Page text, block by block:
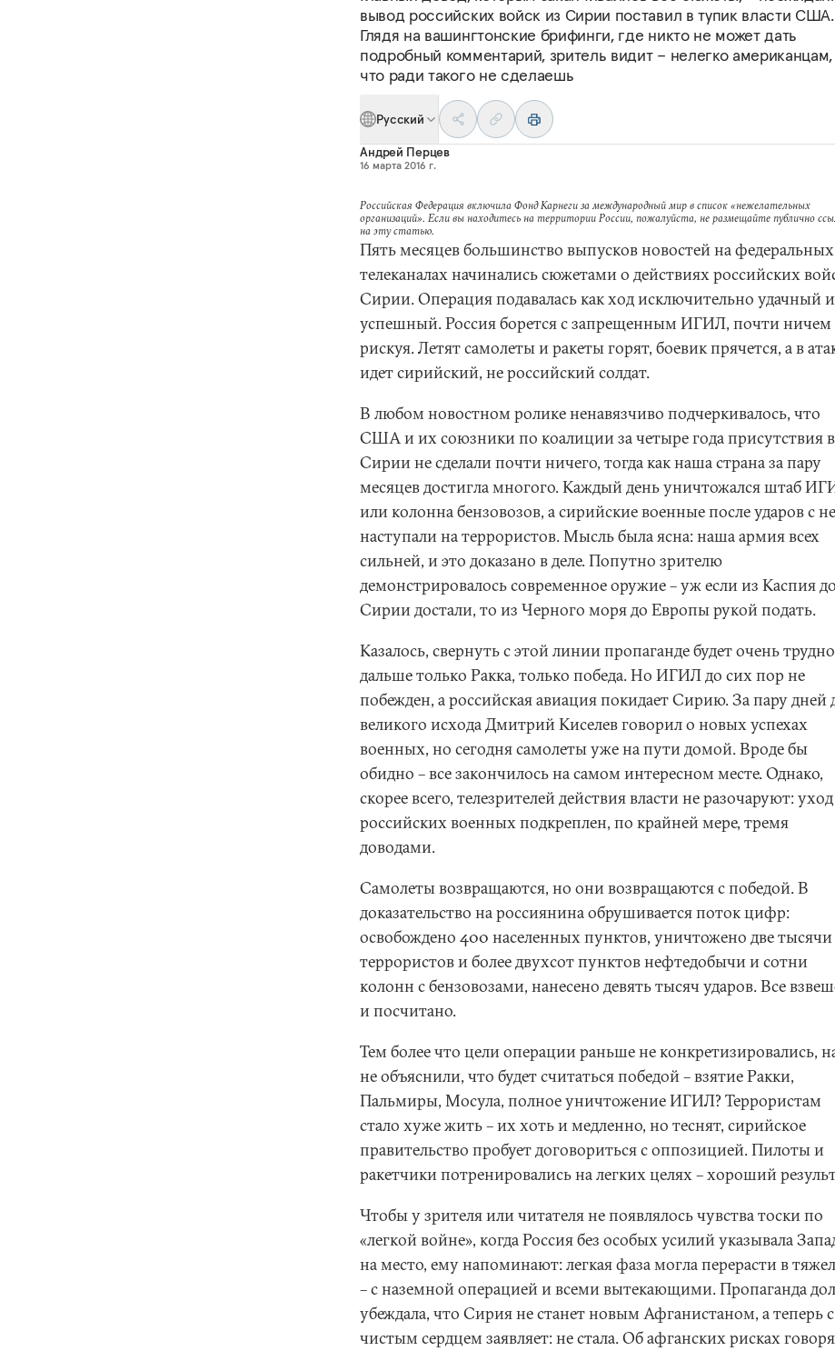
вывод российских войск из Сирии поставил в тупик власти США.
Глядя на вашингтонские брифинги, где никто не может дать
подробный комментарий, зритель видит – нелегко американцам,
что ради такого не сделаешь
Русский
Андрей Перцев
16 марта 2016 г.
Российская Федерация включила Фонд Карнеги за международный мир в список «нежелательных
организаций». Если вы находитесь на территории России, пожалуйста, не размещайте публично
на эту статью.
Пять месяцев большинство выпусков новостей на федеральных
телеканалах начинались сюжетами о действиях российских
Сирии. Операция подавалась как ход исключительно удачный и
успешный. Россия борется с запрещенным ИГИЛ, почти ничем
рискуя. Летят самолеты и ракеты горят, боевик прячется, а в
идет сирийский, не российский солдат.
В любом новостном ролике ненавязчиво подчеркивалось, что
США и их союзники по коалиции за четыре года присутствия в
Сирии не сделали почти ничего, тогда как наша страна за пару
месяцев достигла многого. Каждый день уничтожался штаб
или колонна бензовозов, а сирийские военные после ударов с
наступали на террористов. Мысль была ясна: наша армия всех
сильней, и это доказано в деле. Попутно зрителю
демонстрировалось современное оружие – уж если из Каспия до
Сирии достали, то из Черного моря до Европы рукой подать.
Казалось, свернуть с этой линии пропаганде будет очень
дальше только Ракка, только победа. Но ИГИЛ до сих пор не
побежден, а российская авиация покидает Сирию. За пару дней
великого исхода Дмитрий Киселев говорил о новых успехах
военных, но сегодня самолеты уже на пути домой. Вроде бы
обидно – все закончилось на самом интересном месте. Однако,
скорее всего, телезрителей действия власти не разочаруют: уход
российских военных подкреплен, по крайней мере, тремя
доводами.
Самолеты возвращаются, но они возвращаются с победой. В
доказательство на россиянина обрушивается поток цифр:
освобождено 400 населенных пунктов, уничтожено две тысячи
террористов и более двухсот пунктов нефтедобычи и сотни
колонн с бензовозами, нанесено девять тысяч ударов. Все
и посчитано.
Тем более что цели операции раньше не конкретизировались,
не объяснили, что будет считаться победой – взятие Ракки,
Пальмиры, Мосула, полное уничтожение ИГИЛ? Террористам
стало хуже жить – их хоть и медленно, но теснят, сирийское
правительство пробует договориться с оппозицией. Пилоты и
ракетчики потренировались на легких целях – хороший
Чтобы у зрителя или читателя не появлялось чувства тоски по
«легкой войне», когда Россия без особых усилий указывала
на место, ему напоминают: легкая фаза могла перерасти в
– с наземной операцией и всеми вытекающими. Пропаганда
убеждала, что Сирия не станет новым Афганистаном, а теперь с
чистым сердцем заявляет: не стала. Об афганских рисках